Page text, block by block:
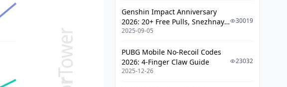
Genshin Impact Anniversary
2026: 20+ Free Pulls, Snezhnaya
Roadmap & Complete Guide
2025-09-05
30019
PUBG Mobile No-Recoil Codes
2026: 4-Finger Claw Guide
2025-12-26
23032